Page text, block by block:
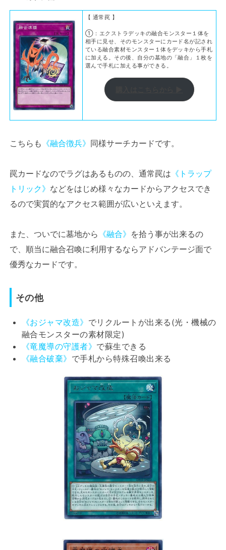
【 通常罠 】
①：エクストラデッキの融合モンスター１体を
相手に見せ、そのモンスターにカード名が記され
ている融合素材モンスター１体をデッキから手札
に加える。その後、自分の墓地の「融合」１枚を
選んで手札に加える事ができる。
こちらも 《融合徴兵》 同様サーチカードです。
罠カードなのでラグはあるものの、通常罠は 《トラップ
トリック》 などをはじめ様々なカードからアクセスでき
るので実質的なアクセス範囲が広いといえます。
また、ついでに墓地から 《融合》 を拾う事が出来るの
で、順当に融合召喚に利用するならアドバンテージ面で
優秀なカードです。
その他
《おジャマ改造》 でリクルートが出来る(光・機械の
融合モンスターの素材限定)
《竜魔導の守護者》 で蘇生できる
《融合破棄》 で手札から特殊召喚出来る